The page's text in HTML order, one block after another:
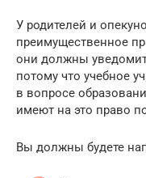
У родителей и
преимущественное
они должны
потому что учебное
в вопросе
имеют на это право
Вы должны будете